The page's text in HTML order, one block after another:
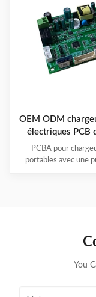
OEM ODM
électriques PCB
PCBA pour
portables avec une
multi-protection et
You